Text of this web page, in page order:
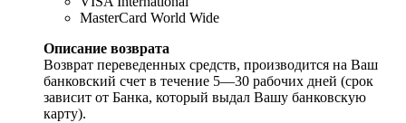
MasterCard World Wide
Описание возврата
Возврат переведенных средств, производится на Ваш
банковский счет в течение 5—30 рабочих дней (срок
зависит от Банка, который выдал Вашу банковскую
карту).